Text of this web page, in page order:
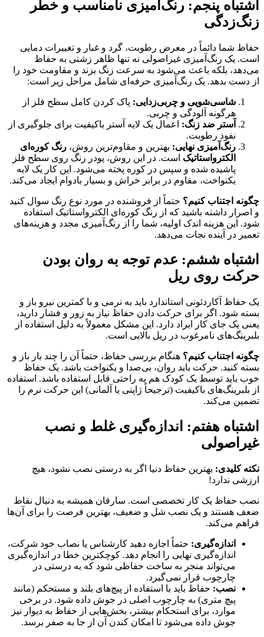
اشتباه پنجم: رنگ‌آمیزی نامناسب و خطر
زنگ‌زدگی
حفاظ شما دائماً در معرض رطوبت، گرد و غبار و تغییرات دمایی
است. یک رنگ‌آمیزی غیراصولی نه تنها ظاهر زشتی به حفاظ
می‌دهد، بلکه باعث می‌شود به سرعت زنگ بزند و مقاومت خود را
از دست بدهد. یک رنگ‌آمیزی حرفه‌ای شامل مراحل زیر است:
شاسی‌شویی و چربی‌زدایی: پاک کردن کامل سطح فلز از
هرگونه آلودگی و چربی.
آستر ضد زنگ: اعمال یک لایه آستر باکیفیت برای جلوگیری از
نفوذ رطوبت.
رنگ‌آمیزی نهایی: بهترین و مقاوم‌ترین روش، رنگ کوره‌ای
الکترواستاتیک است. در این روش، پودر رنگ روی سطح فلز
پاشیده شده و سپس در کوره پخته می‌شود. این کار یک لایه
یکنواخت، مقاوم در برابر خراش و بسیار بادوام ایجاد می‌کند.
چگونه اجتناب کنیم؟ حتماً از فروشنده در مورد نوع رنگ سوال کنید
و اصرار داشته باشید که از رنگ کوره‌ای الکترواستاتیک استفاده
شود. این هزینه اندک اولیه، شما را از رنگ‌آمیزی مجدد و هزینه‌های
تعمیر در آینده نجات می‌دهد.
اشتباه ششم: عدم توجه به روان بودن
حرکت روی ریل
یک حفاظ آکاردئونی استاندارد باید به نرمی و با کمترین نیرو باز و
بسته شود. اگر برای حرکت دادن حفاظ نیاز به زور و فشار دارید،
یعنی یک جای کار ایراد دارد. این مشکل معمولاً به دلیل استفاده از
بلبرینگ‌های نامرغوب در ریل بالایی است.
چگونه اجتناب کنیم؟ هنگام بررسی حفاظ، حتماً آن را چند بار باز و
بسته کنید. حرکت باید روان، بی‌صدا و یکنواخت باشد. یک حفاظ
خوب باید توسط یک کودک هم به راحتی قابل استفاده باشد. استفاده
از بلبرینگ‌های باکیفیت (ترجیحاً ژاپنی یا آلمانی) این حرکت نرم را
تضمین می‌کند.
اشتباه هفتم: اندازه‌گیری غلط و نصب
غیراصولی
نکته کلیدی: بهترین حفاظ دنیا اگر به درستی نصب نشود، هیچ
ارزشی ندارد!
نصب حفاظ یک کار تخصصی است. سارقان همیشه به دنبال نقاط
ضعف هستند و یک نصب شل و ضعیف، بهترین فرصت را برای آن‌ها
فراهم می‌کند.
اندازه‌گیری: حتماً اجازه دهید کارشناس یا نصاب خود شرکت،
اندازه‌گیری نهایی را انجام دهد. کوچکترین خطا در اندازه‌گیری
می‌تواند منجر به ساخت حفاظی شود که به درستی در
چارچوب قرار نمی‌گیرد.
نصب: حفاظ باید با استفاده از پیچ‌های بلند و مستحکم (مانند
پیچ متری) به چارچوب اصلی در جوش داده شود. در برخی
موارد، برای استحکام بیشتر، بخش‌هایی از حفاظ به دیوار نیز
جوش داده می‌شود تا امکان کندن آن از جا به صفر برسد.